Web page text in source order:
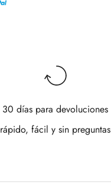
30 días para devoluciones
rápido, fácil y sin preguntas